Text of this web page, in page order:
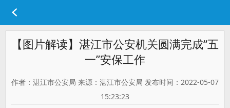
【图片解读】湛江市公安机关圆满完成“五
一”安保工作
作者：湛江市公安局 来源：湛江市公安局 发布时间：2022-05-07
15:23:23